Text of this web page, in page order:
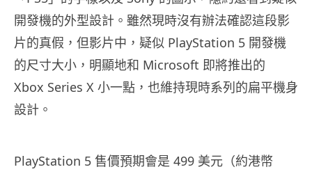
開發機的外型設計。雖然現時沒有辦法確認這段影
片的真假，但影片中，疑似 PlayStation 5 開發機
的尺寸大小，明顯地和 Microsoft 即將推出的
Xbox Series X 小一點，也維持現時系列的扁平機身
設計。
PlayStation 5 售價預期會是 499 美元（約港幣